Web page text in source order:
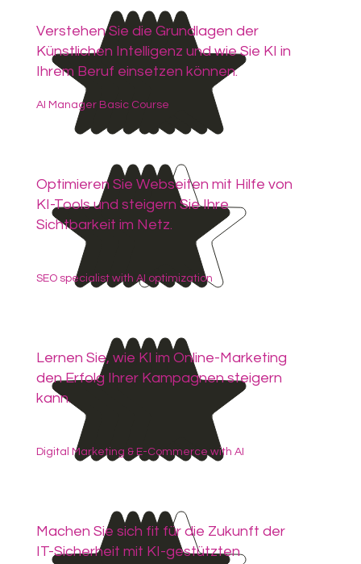
Verstehen Sie die Grundlagen der
Künstlichen Intelligenz und wie Sie KI in
Ihrem Beruf einsetzen können.
AI Manager Basic Course
Optimieren Sie Webseiten mit Hilfe von
KI-Tools und steigern Sie Ihre
Sichtbarkeit im Netz.
SEO specialist with AI optimization
Lernen Sie, wie KI im Online-Marketing
den Erfolg Ihrer Kampagnen steigern
kann.
Digital Marketing & E-Commerce with AI
Machen Sie sich fit für die Zukunft der
IT-Sicherheit mit KI-gestützten